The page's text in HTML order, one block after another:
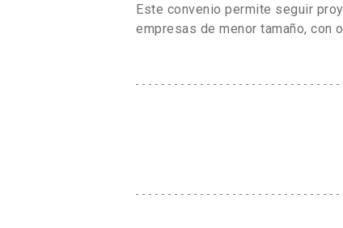
Este convenio permite seguir
empresas de menor tamaño, con